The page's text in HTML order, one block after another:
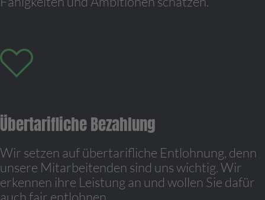
Übertarifliche Bezahlung
Wir setzen auf übertarifliche Entlohnung, denn
unsere Mitarbeitenden sind uns wichtig. Wir
erkennen ihre Leistung an und wollen Sie dafür